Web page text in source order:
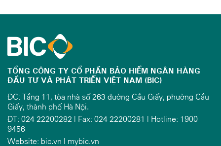
TỔNG CÔNG TY CỔ PHẦN BẢO HIỂM NGÂN HÀNG
ĐẦU TƯ VÀ PHÁT TRIỂN VIỆT NAM (BIC)
ĐC: Tầng 11, tòa nhà số 263 đường Cầu Giấy, phường Cầu
Giấy, thành phố Hà Nội.
ĐT: 024 22200282 | Fax: 024 22200281 | Hotline: 1900
9456
Website: bic.vn mybic.vn